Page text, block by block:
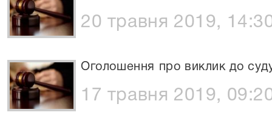
20 травня 2019,
Оголошення про виклик до
17 травня 2019,